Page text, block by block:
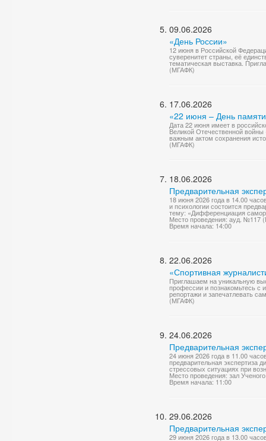
09.06.2026
«День России»
12 июня в Российской
суверенитет страны, её
тематическая выставка.
(МГАФК)
17.06.2026
«22 июня – День
Дата 22 июня имеет в
Великой Отечественной войны
важным актом сохранения
(МГАФК)
18.06.2026
Предварительная
18 июня 2026 года в 14.00
и психологии состоится
тему: «Дифференциация
Место проведения: ауд. №117
Время начала: 14:00
22.06.2026
«Спортивная
Приглашаем на уникальную
профессии и познакомьтесь с
репортажи и запечатлевать
(МГАФК)
24.06.2026
Предварительная
24 июня 2026 года в 11.00
предварительная экспертиза
стрессовых ситуациях при
Место проведения: зал
Время начала: 11:00
29.06.2026
Предварительная
29 июня 2026 года в 13.00